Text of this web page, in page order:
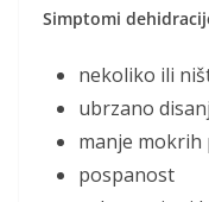
Simptomi
nekoliko ili
ubrzano
manje mokrih
pospanost